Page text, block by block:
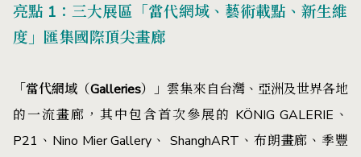
亮點 1：三大展區「當代網域、藝術載點、新生維
度」匯集國際頂尖畫廊
「當代網域（Galleries）」雲集來自台灣、亞洲及世界各地
的一流畫廊，其中包含首次參展的 KÖNIG GALERIE、
P21、Nino Mier Gallery、 ShanghART、布朗畫廊、季豐